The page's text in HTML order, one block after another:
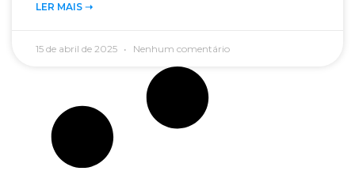
LER MAIS ➝‬
15 de abril de 2025 Nenhum comentário